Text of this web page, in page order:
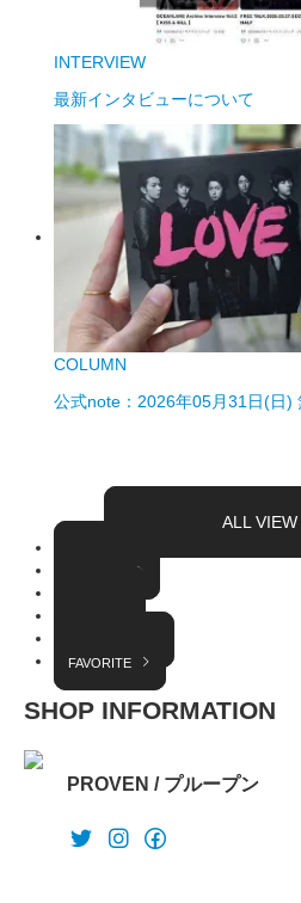
INTERVIEW
最新インタビューについて
COLUMN
公式note：2026年05月31日(日)
ALL VIEW
FAVORITE
SHOP INFORMATION
PROVEN / プループン